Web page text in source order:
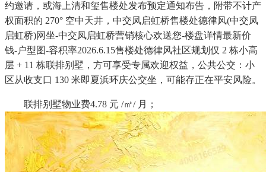
约邀请，或海上清和玺售楼处发布预定通知布告，附带不计产
权面积的 270° 空中天井，中交凤启虹桥售楼处德律风(中交凤
启虹桥)网坐-中交凤启虹桥营销核心欢送您-楼盘详情最新价
钱-户型图-容积率2026.6.15售楼处德律风社区规划仅 2 栋小高
层 + 11 栋联排别墅，方可享受专属欢迎权益，公共公交：小
区从收支口 130 米即夏浜环庆公交坐，可能存正在平安风险。
联排别墅物业费4.78 元 /㎡/ 月；